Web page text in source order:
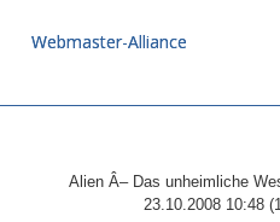
Webmaster-Alliance
Alien Â– Das unheimliche
23.10.2008 10:48 (